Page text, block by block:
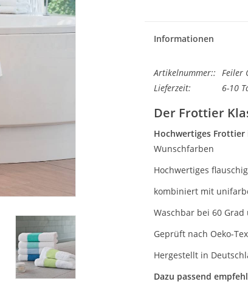
Informationen
Artikelnummer:: Feiler
Lieferzeit:
6-10
Der Frottier
Hochwertiges Frottier
Wunschfarben
Hochwertiges
kombiniert mit
Waschbar bei 60
Geprüft nach Oeko-
Hergestellt in
Dazu passend